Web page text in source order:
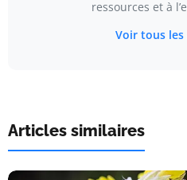
ressources et à
Voir tous
Articles similaires